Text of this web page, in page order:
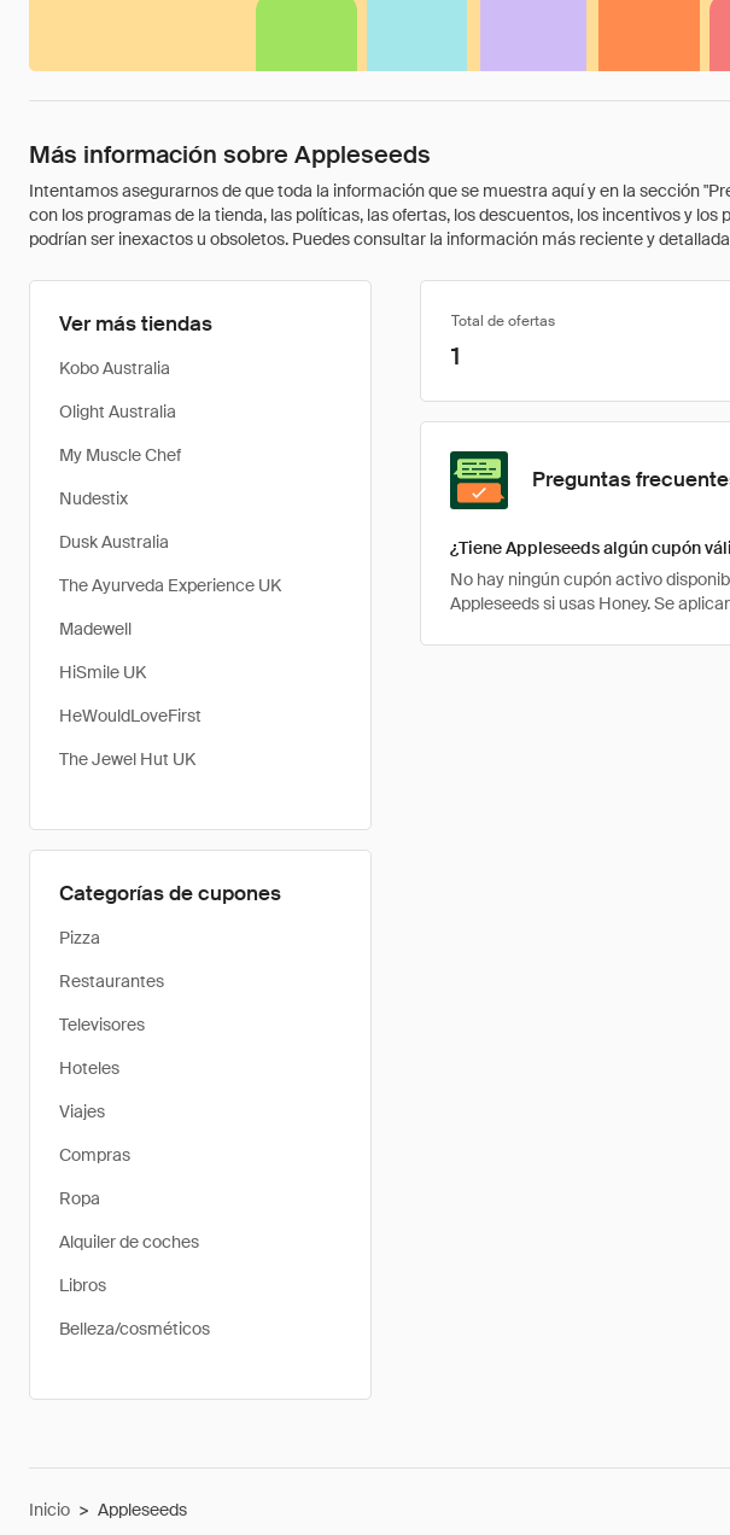
Más información sobre Appleseeds
Intentamos asegurarnos de que toda la información que se muestra aquí y en la sección
con los programas de la tienda, las políticas, las ofertas, los descuentos, los incentivos y
podrían ser inexactos u obsoletos. Puedes consultar la información más reciente y
Ver más tiendas
Kobo Australia
Olight Australia
My Muscle Chef
Nudestix
Dusk Australia
The Ayurveda Experience UK
Madewell
HiSmile UK
HeWouldLoveFirst
The Jewel Hut UK
Categorías de cupones
Pizza
Restaurantes
Televisores
Hoteles
Viajes
Compras
Ropa
Alquiler de coches
Libros
Belleza/cosméticos
Total de ofertas
1
Preguntas
¿Tiene Appleseeds algún cupón
No hay ningún cupón activo
Appleseeds si usas Honey. Se
Inicio > Appleseeds